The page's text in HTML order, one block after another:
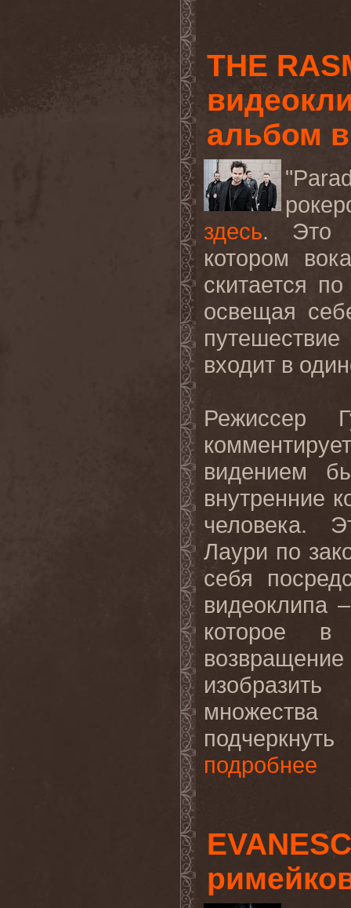
THE
альбом
"
здесь. Это
котором
скитается
освещая
входит в
Режиссер
видением
внутренние
человека.
Лаури по
себя
видеоклипа
которое в
подробнее